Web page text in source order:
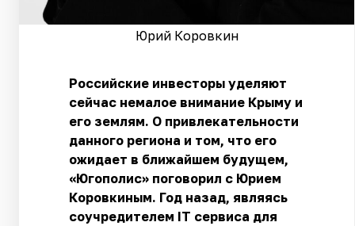
Юрий Коровкин
Российские инвесторы уделяют
сейчас немалое внимание Крыму и
его землям. О привлекательности
данного региона и том, что его
ожидает в ближайшем будущем,
«Югополис» поговорил с Юрием
Коровкиным. Год назад, являясь
соучредителем IT сервиса для